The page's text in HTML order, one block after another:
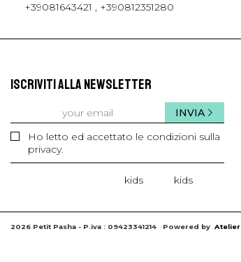
+39081643421 , +390812351280
ISCRIVITI ALLA NEWSLETTER
Ho letto ed accettato le condizioni sulla
privacy.
INVIA
kids kids
2026 Petit Pasha - P.iva : 09423341214 Powered by Atelier